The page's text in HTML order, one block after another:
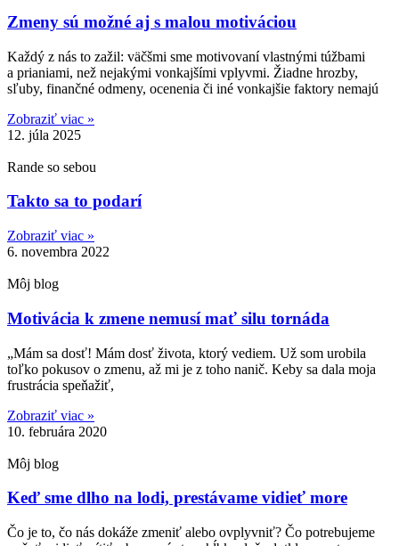
Zmeny sú možné aj s malou motiváciou
Každý z nás to zažil: väčšmi sme motivovaní vlastnými túžbami
a prianiami, než nejakými vonkajšími vplyvmi. Žiadne hrozby,
sľuby, finančné odmeny, ocenenia či iné vonkajšie faktory nemajú
Zobraziť viac »
12. júla 2025
Rande so sebou
Takto sa to podarí
Zobraziť viac »
6. novembra 2022
Môj blog
Motivácia k zmene nemusí mať silu tornáda
„Mám sa dosť! Mám dosť života, ktorý vediem. Už som urobila
toľko pokusov o zmenu, až mi je z toho nanič. Keby sa dala moja
frustrácia speňažiť,
Zobraziť viac »
10. februára 2020
Môj blog
Keď sme dlho na lodi, prestávame vidieť more
Čo je to, čo nás dokáže zmeniť alebo ovplyvniť? Čo potrebujeme